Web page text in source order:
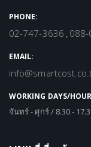
PHONE:
02-747-3636
EMAIL:
WORKING DAYS/
จันทร์ - ศุกร์ / 8.30 -